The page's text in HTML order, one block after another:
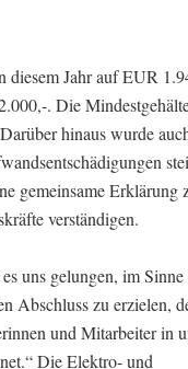
diesem Jahr auf EUR
. Die
hinaus wurde
gemeinsame Erklärung
verständigen.
uns gelungen, im Sinne
Abschluss zu erzielen,
und Mitarbeiter in
Die Elektro- und